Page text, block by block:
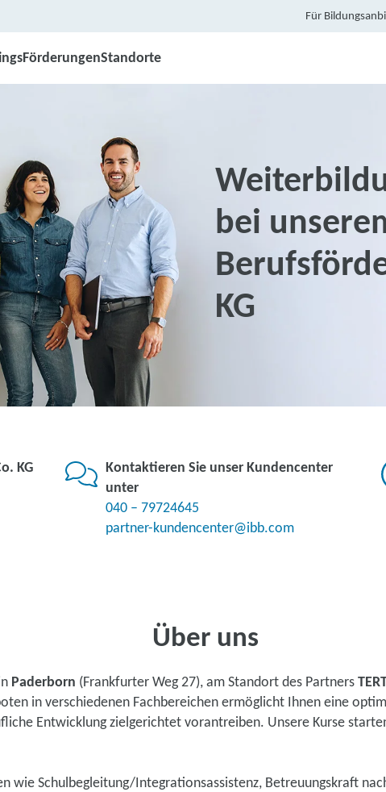
Für
FörderungenStandorte
bei
KG
KG
Kontaktieren Sie unser Kundencenter
unter
040 – 79724645
partner-kundencenter@ibb.com
Über uns
Paderborn (Frankfurter Weg 27), am Standort des Partners
in verschiedenen Fachbereichen ermöglicht Ihnen eine
Entwicklung zielgerichtet vorantreiben. Unsere Kurse
wie Schulbegleitung/Integrationsassistenz, Betreuungskraft